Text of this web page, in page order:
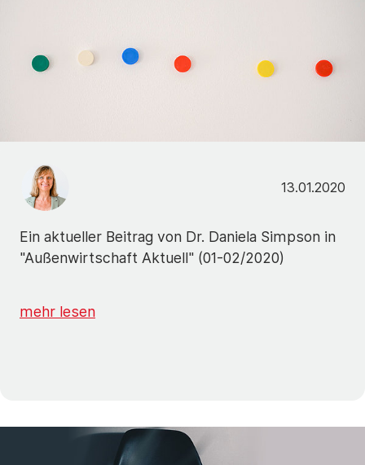
13.01.2020
Ein aktueller Beitrag von Dr. Daniela Simpson in
"Außenwirtschaft Aktuell" (01-02/2020)
mehr lesen